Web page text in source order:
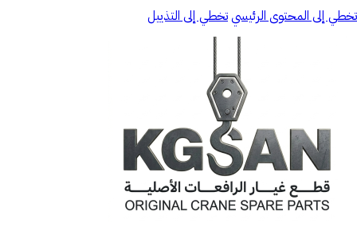
تخطي إلى المحتوى الرئيسيتخطي إلى التذييل